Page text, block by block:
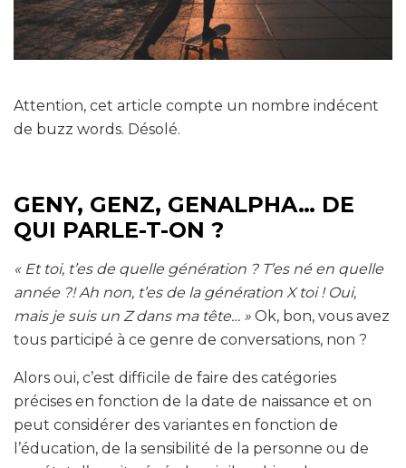
Attention, cet article compte un nombre indécent
de buzz words. Désolé.
GENY, GENZ, GENALPHA… DE
QUI PARLE-T-ON ?
« Et toi, t’es de quelle génération ? T’es né en quelle
année ?! Ah non, t’es de la génération X toi ! Oui,
mais je suis un Z dans ma tête… » Ok, bon, vous avez
tous participé à ce genre de conversations, non ?
Alors oui, c’est difficile de faire des catégories
précises en fonction de la date de naissance et on
peut considérer des variantes en fonction de
l’éducation, de la sensibilité de la personne ou de